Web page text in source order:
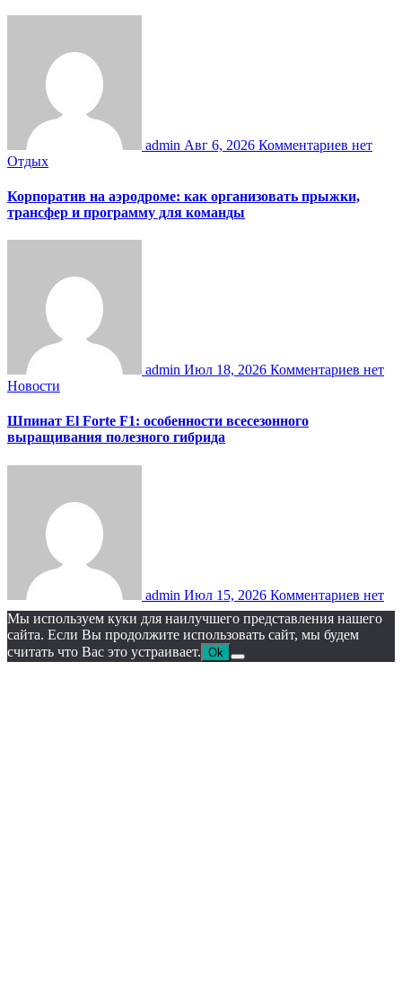
admin Авг 6, 2026 Комментариев нет
Отдых
Корпоратив на аэродроме: как организовать прыжки,
трансфер и программу для команды
admin Июл 18, 2026 Комментариев нет
Новости
Шпинат El Forte F1: особенности всесезонного
выращивания полезного гибрида
admin Июл 15, 2026 Комментариев нет
Мы используем куки для наилучшего представления нашего
сайта. Если Вы продолжите использовать сайт, мы будем
считать что Вас это устраивает. Ok